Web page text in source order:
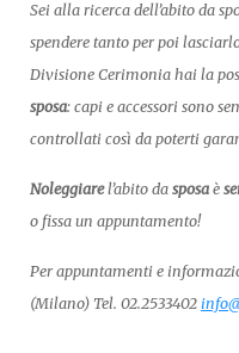
Sei alla ricerca dell’abito da
spendere tanto per poi
Divisione Cerimonia hai la
sposa: capi e accessori sono
controllati così da poterti
Noleggiarel’abito da sposa è
o fissa un appuntamento!
Per appuntamenti e
(Milano) Tel. 02.2533402